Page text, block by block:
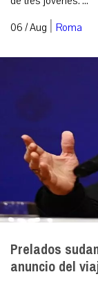
06 / Aug | Roma
Prelados
anuncio del